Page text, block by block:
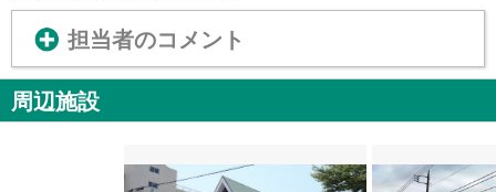
担当者のコメント
周辺施設